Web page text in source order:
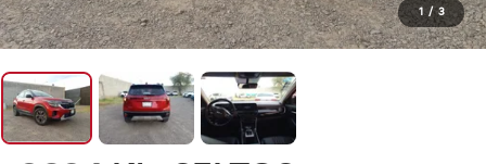
1 / 3